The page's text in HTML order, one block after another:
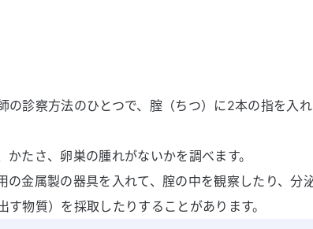
の診察方法のひとつで、腟（ちつ）に2本の指を入
たさ、卵巣の腫れがないかを調べます。
の金属製の器具を入れて、腟の中を観察したり、分
物質）を採取したりすることがあります。